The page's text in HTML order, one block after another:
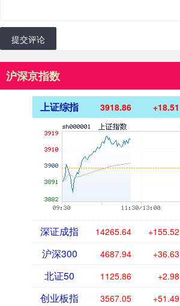
提交评论
沪深京指数
上证综指 3918.86 +18.51
深证成指 14265.64 +155.52
沪深300 4687.94 +36.63
北证50 1125.86 +2.98
创业板指 3567.05 +51.49